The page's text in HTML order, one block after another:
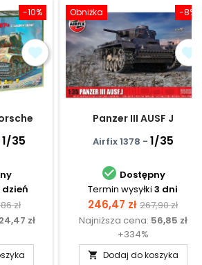
-10%
1/35
dzień
zł
zł
-8%
Obniżka
Panzer III AUSF J
Airfix 1378 - 1/35
 Dostępny
Termin wysyłki 3 dni
Cena
246,47 zł Cena
267,90 zł
Najniższa cena: 56,85 zł
+334%
 Dodaj do koszyka